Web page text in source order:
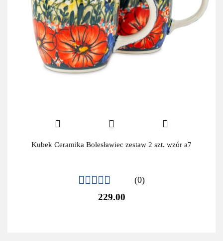
Kubek Ceramika Bolesławiec zestaw 2 szt. wzór a7
(0)
229.00